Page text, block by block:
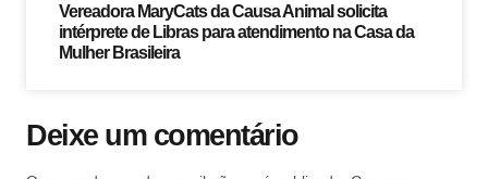
Vereadora MaryCats da Causa Animal solicita
intérprete de Libras para atendimento na Casa da
Mulher Brasileira
Deixe um comentário